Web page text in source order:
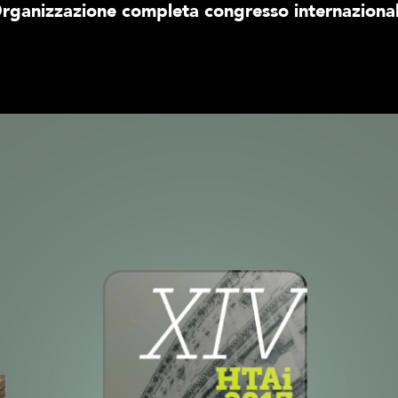
completa congresso